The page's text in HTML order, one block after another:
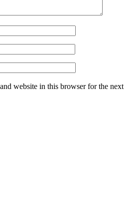
website in this browser for the next